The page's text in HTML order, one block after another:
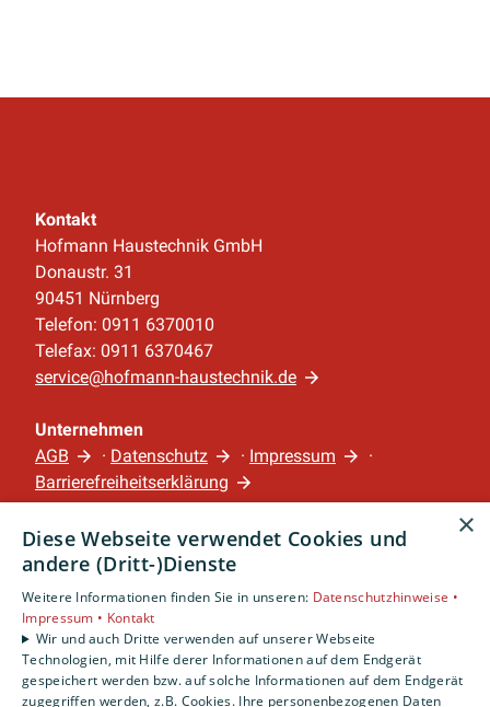
Kontakt
Hofmann Haustechnik GmbH
Donaustr. 31
90451 Nürnberg
Telefon: 0911 6370010
Telefax: 0911 6370467
service@hofmann-haustechnik.de
Unternehmen
AGB
· Datenschutz · Impressum
·
Barrierefreiheitserklärung
Leistungen
Privatkunden
Gewerbekunden
Karriere
Unternehmen
Standort
×
Diese Webseite verwendet Cookies und
andere (Dritt-)Dienste
Weitere Informationen finden Sie in unseren: Datenschutzhinweise •
Impressum • Kontakt
Wir und auch Dritte verwenden auf unserer Webseite
Technologien, mit Hilfe derer Informationen auf dem Endgerät
gespeichert werden bzw. auf solche Informationen auf dem Endgerät
zugegriffen werden, z.B. Cookies. Ihre personenbezogenen Daten